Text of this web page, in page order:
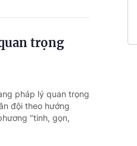
trọng
pháp lý quan trọng
đội theo hướng
"tinh, gọn,